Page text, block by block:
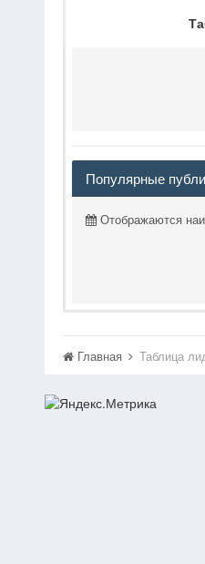
Популярные
Отображаются
Главная Таблица